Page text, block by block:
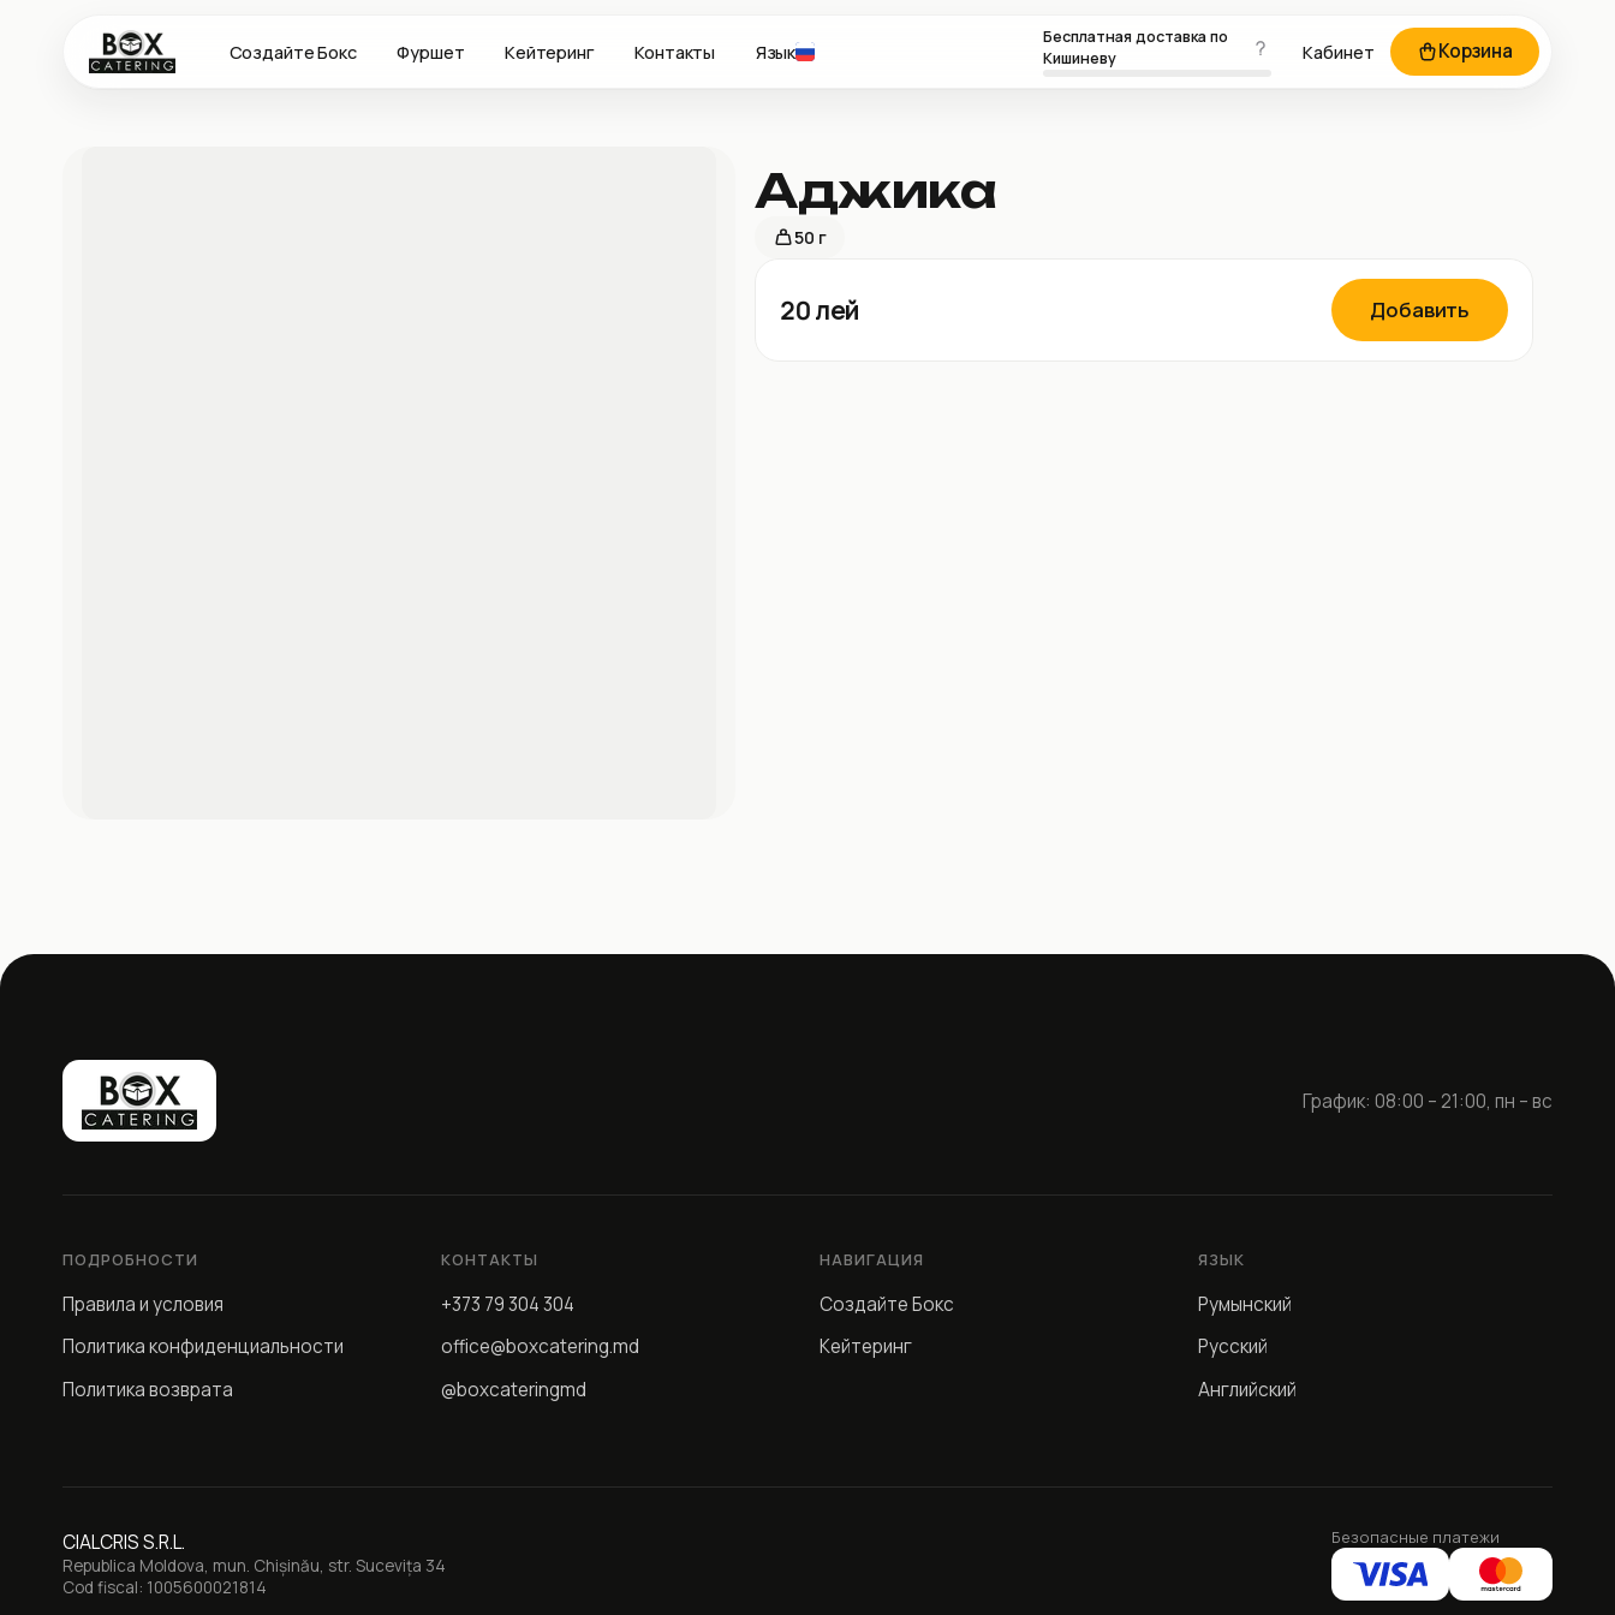
Создайте Бокс Фуршет Кейтеринг Контакты Язык
Бесплатная доставка по
Кишиневу
Кабинет Корзина
Аджика
50 г
20лей Добавить
График: 08:00 – 21:00, пн – вс
ПОДРОБНОСТИ
Правила и условия
Политика конфиденциальности
Политика возврата
КОНТАКТЫ
+373 79 304 304
office@boxcatering.md
@boxcateringmd
НАВИГАЦИЯ
Создайте Бокс
Кейтеринг
ЯЗЫК
Румынский
Русский
Английский
CIALCRIS S.R.L.
Republica Moldova, mun. Chișinău, str. Sucevița 34
Cod fiscal: 1005600021814
Безопасные платежи